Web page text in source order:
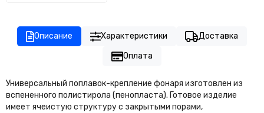
Описание Характеристики
Доставка
Оплата
Универсальный поплавок-крепление фонаря изготовлен из
вспененного полистирола (пенопласта). Готовое изделие
имеет ячеистую структуру с закрытыми порами,